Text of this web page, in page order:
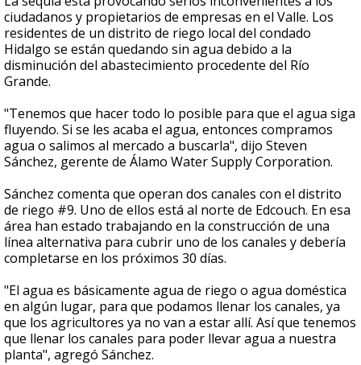
minute,
6
seconds
ciudadanos y propietarios de empresas en el Valle. Los
residentes de un distrito de riego local del condado
Hidalgo se están quedando sin agua debido a la
disminución del abastecimiento procedente del Río
Grande.
"Tenemos que hacer todo lo posible para que el agua siga
fluyendo. Si se les acaba el agua, entonces compramos
agua o salimos al mercado a buscarla", dijo Steven
Sánchez, gerente de Álamo Water Supply Corporation.
Sánchez comenta que operan dos canales con el distrito
de riego #9. Uno de ellos está al norte de Edcouch. En esa
área han estado trabajando en la construcción de una
línea alternativa para cubrir uno de los canales y debería
completarse en los próximos 30 días.
"El agua es básicamente agua de riego o agua doméstica
en algún lugar, para que podamos llenar los canales, ya
que los agricultores ya no van a estar allí. Así que tenemos
que llenar los canales para poder llevar agua a nuestra
planta", agregó Sánchez.